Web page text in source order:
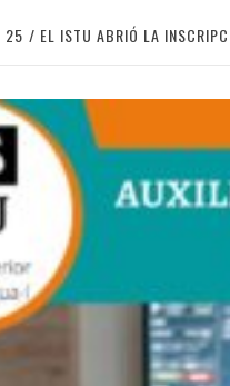
25 EL ISTU ABRIÓ LA